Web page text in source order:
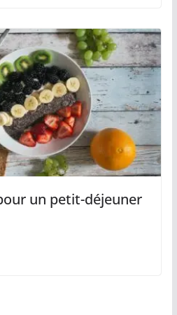
un petit-déjeuner